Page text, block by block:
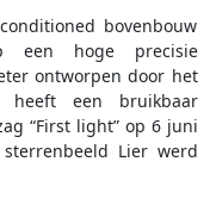
bovenbouw
een hoge precisie
ontworpen door het
heeft een bruikbaar
“First light” op 6 juni
Lier werd